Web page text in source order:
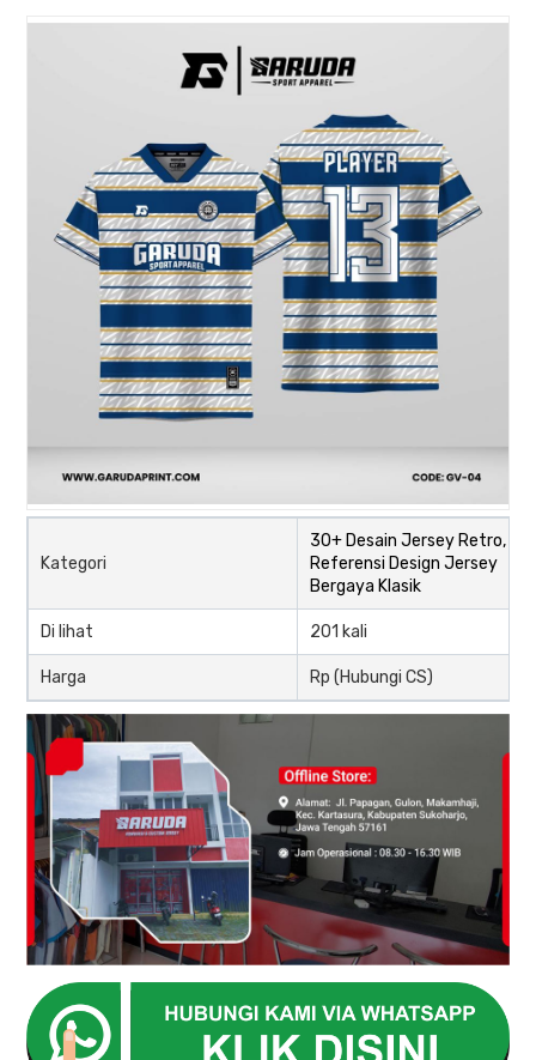
Kategori
30+ Desain Jersey Retro,
Referensi Design Jersey
Bergaya Klasik
Di lihat 201 kali
Harga Rp (Hubungi CS)